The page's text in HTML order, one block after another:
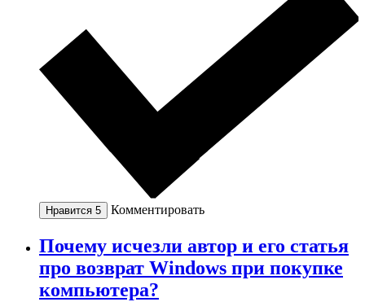
Нравится 5 Комментировать
Почему исчезли автор и его статья
про возврат Windows при покупке
компьютера?